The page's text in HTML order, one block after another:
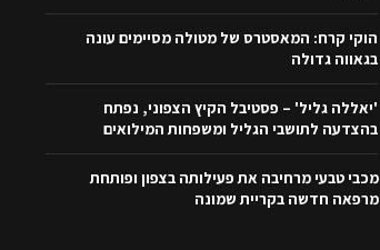
הוקי קרח: המאסטרס של מטולה מסיימים עונה
בגאווה גדולה
'יאללה גליל' – פסטיבל הקיץ הצפוני, נפתח
בהצדעה לתושבי הגליל ומשפחות המילואים
מכבי טבעי מרחיבה את פעילותה בצפון ופותחת
מרפאה חדשה בקריית שמונה